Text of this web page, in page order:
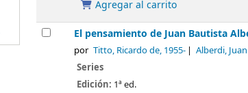
Agregar al carrito
El pensamiento de Juan Bautista
por Titto, Ricardo de, 1955- Alberdi,
Series
Edición: 1ª ed.